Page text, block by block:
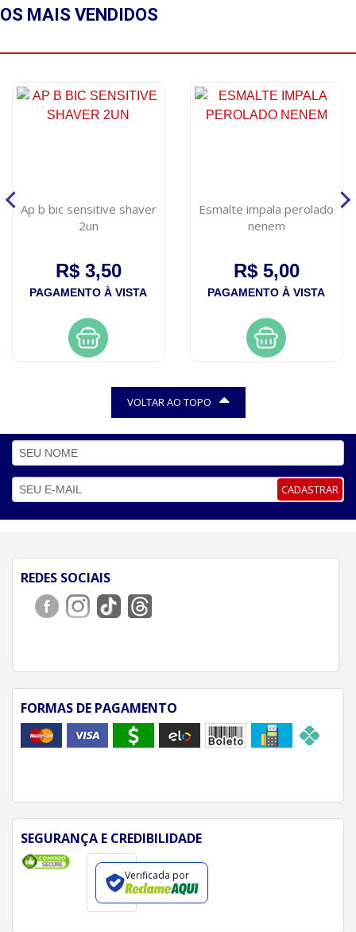
OS MAIS VENDIDOS
Ap b bic sensitive shaver
2un
R$ 3,50
PAGAMENTO À VISTA
Esmalte impala perolado
nenem
R$ 5,00
PAGAMENTO À VISTA
VOLTAR AO TOPO
CADASTRAR
REDES SOCIAIS
FORMAS DE PAGAMENTO
SEGURANÇA E CREDIBILIDADE
Verificada por